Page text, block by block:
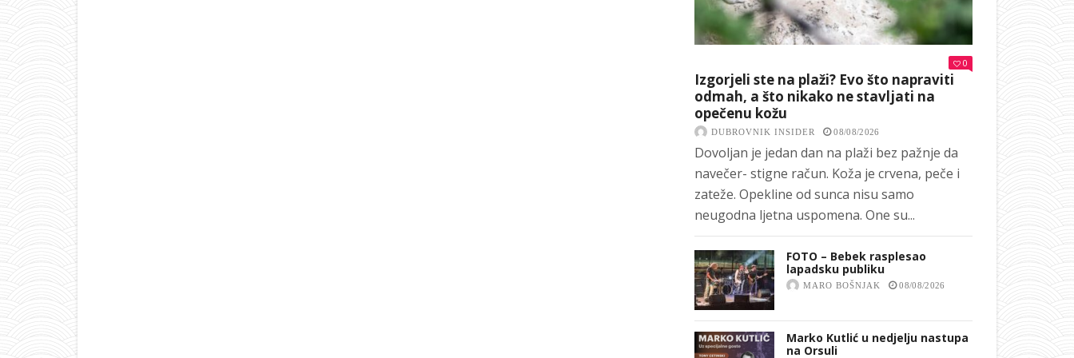
0
Izgorjeli ste na plaži? Evo što napraviti
odmah, a što nikako ne stavljati na
opečenu kožu
DUBROVNIK INSIDER 08/08/2026
Dovoljan je jedan dan na plaži bez pažnje da
navečer- stigne račun. Koža je crvena, peče i
zateže. Opekline od sunca nisu samo
neugodna ljetna uspomena. One su...
FOTO – Bebek rasplesao
lapadsku publiku
MARO BOŠNJAK 08/08/2026
Marko Kutlić u nedjelju nastupa
na Orsuli